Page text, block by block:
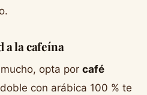
a la cafeína
opta por café
con arábica 100 % te